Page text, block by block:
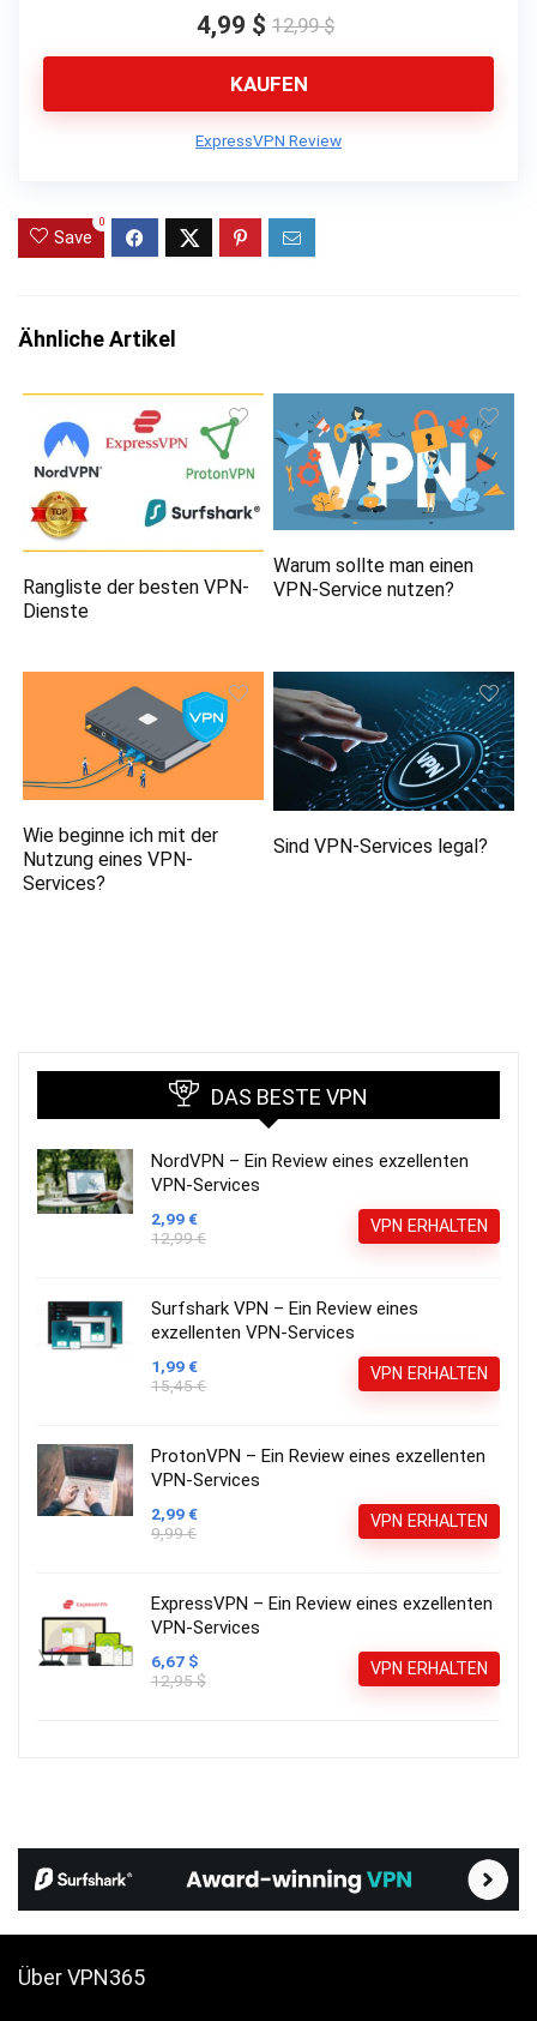
4,99 $ 12,99 $
KAUFEN
ExpressVPN Review
Save
0
Ähnliche Artikel
Rangliste der besten VPN-
Dienste
Warum sollte man einen
VPN-Service nutzen?
Wie beginne ich mit der
Nutzung eines VPN-
Services?
Sind VPN-Services legal?
DAS BESTE VPN
NordVPN – Ein Review eines exzellenten
VPN-Services
2,99 €
12,99 €
VPN ERHALTEN
Surfshark VPN – Ein Review eines
exzellenten VPN-Services
1,99 €
15,45 €
VPN ERHALTEN
ProtonVPN – Ein Review eines exzellenten
VPN-Services
2,99 €
9,99 €
VPN ERHALTEN
ExpressVPN – Ein Review eines exzellenten
VPN-Services
6,67 $
12,95 $
VPN ERHALTEN
Über VPN365